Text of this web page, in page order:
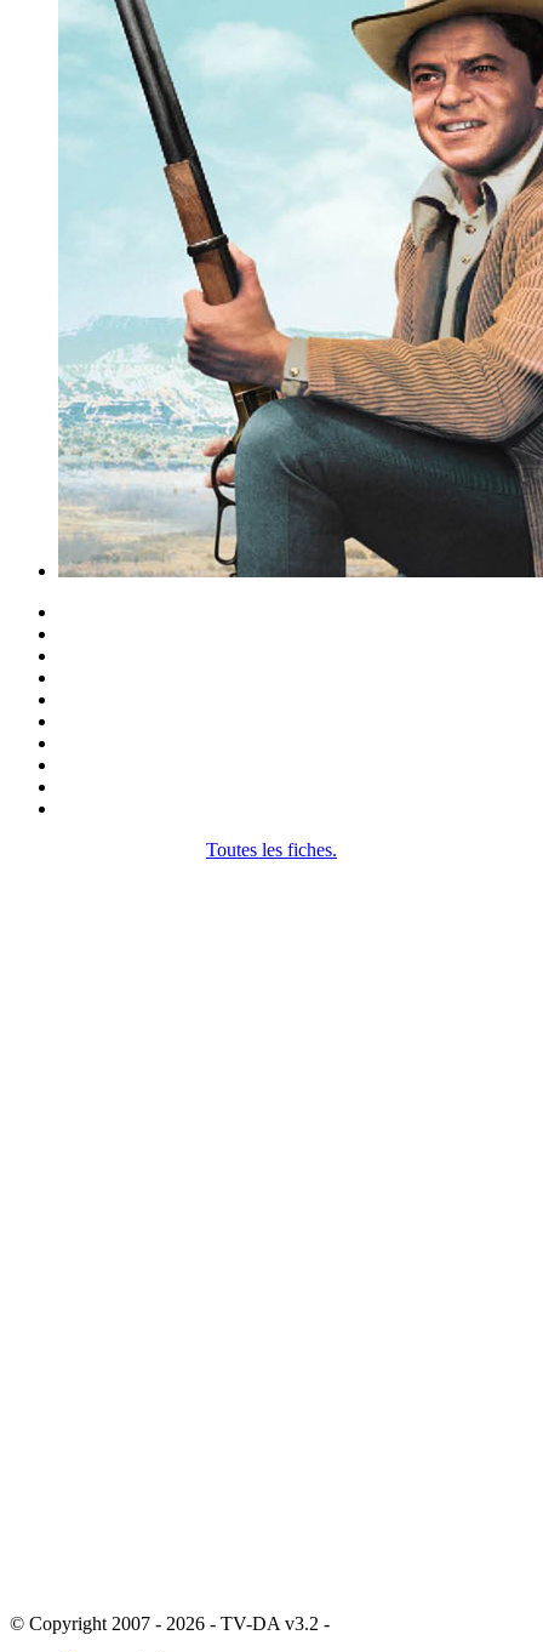
Toutes les fiches.
© Copyright 2007 - 2026 - TV-DA v3.2 -